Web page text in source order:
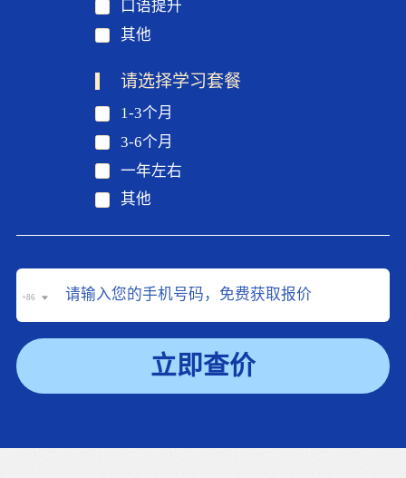
口语提升
其他
请选择学习套餐
1-3个月
3-6个月
一年左右
其他
+86
立即查价